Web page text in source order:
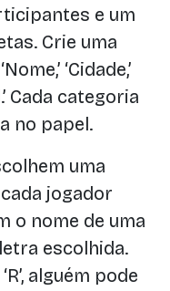
e um
Crie uma
‘Cidade,’
Cada categoria
no papel.
uma
cada jogador
o nome de uma
escolhida.
alguém pode